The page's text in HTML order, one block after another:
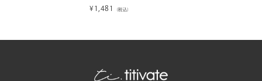
¥ 1,481 （税込）